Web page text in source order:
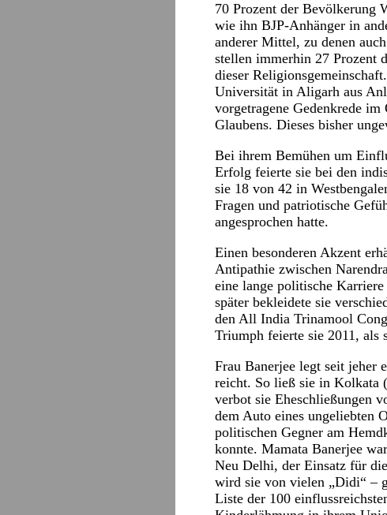
70 Prozent der Bevölkerung
wie ihn BJP-Anhänger in
anderer Mittel, zu denen
stellen immerhin 27 Prozent
dieser
Universität in Aligarh aus
vorgetragene Gedenkrede
Glaubens. Dieses bisher
Bei ihrem Bemühen um
Erfolg feierte sie bei den
sie 18 von 42 in
Fragen und patriotische
angesprochen hatte.
Einen besonderen Akzent
Antipathie zwischen
eine lange politische
später bekleidete sie
den All India Trinamool
Triumph feierte sie 2011, als
Frau Banerjee legt seit jeher
reicht. So ließ sie in Kolkata
verbot sie Eheschließungen
dem Auto eines ungeliebten
politischen Gegner am
konnte. Mamata Banerjee
Neu Delhi, der Einsatz für
wird sie von vielen „Didi“ –
Liste der 100